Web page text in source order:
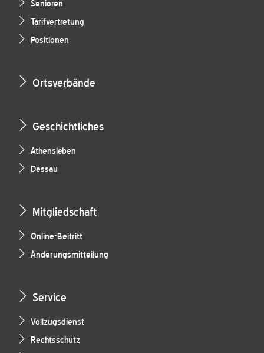
Senioren
Tarifvertretung
Positionen
Ortsverbände
Geschichtliches
Athensleben
Dessau
Mitgliedschaft
Online-Beitritt
Änderungsmitteilung
Service
Vollzugsdienst
Rechtsschutz